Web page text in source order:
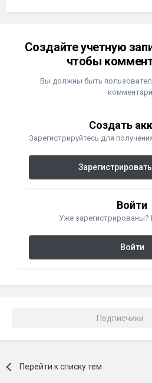
Создайте учетную
чтобы
Вы должны быть
Создать
Зарегистрируйтесь для
Войти
Уже зарегистрированы?
Войти
Подписчики
Перейти к списку тем